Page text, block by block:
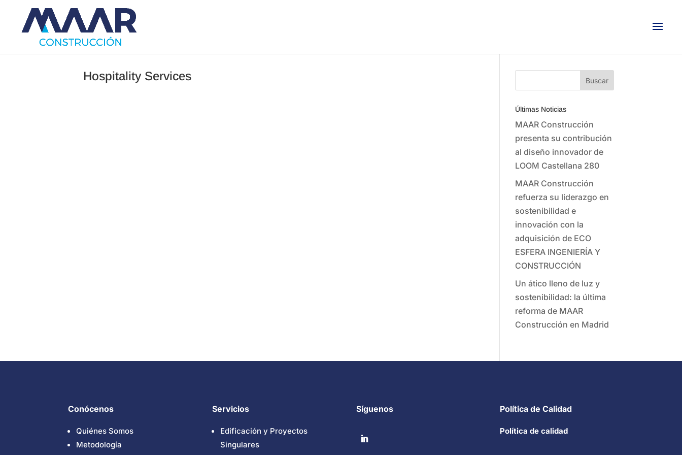
Hospitality Services
Últimas Noticias
MAAR Construcción
presenta su contribución
al diseño innovador de
LOOM Castellana 280
MAAR Construcción
refuerza su liderazgo en
sostenibilidad e
innovación con la
adquisición de ECO
ESFERA INGENIERÍA Y
CONSTRUCCIÓN
Un ático lleno de luz y
sostenibilidad: la última
reforma de MAAR
Construcción en Madrid
Conócenos
Quiénes Somos
Metodología
Servicios
Edificación y Proyectos
Singulares
Síguenos Política de Calidad
Política de calidad